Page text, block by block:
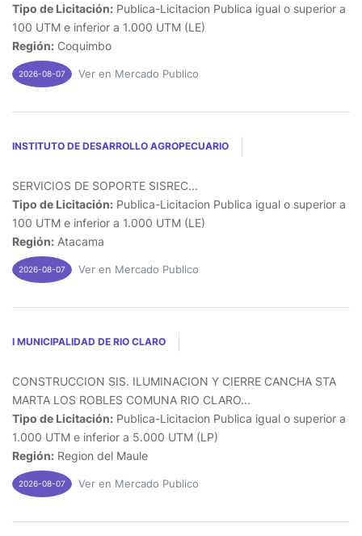
Tipo de Licitación: Publica-Licitacion Publica igual o superior a
100 UTM e inferior a 1.000 UTM (LE)
Región: Coquimbo
2026-08-07 Ver en Mercado Publico
INSTITUTO DE DESARROLLO AGROPECUARIO
SERVICIOS DE SOPORTE SISREC...
Tipo de Licitación: Publica-Licitacion Publica igual o superior a
100 UTM e inferior a 1.000 UTM (LE)
Región: Atacama
2026-08-07 Ver en Mercado Publico
I MUNICIPALIDAD DE RIO CLARO
CONSTRUCCION SIS. ILUMINACION Y CIERRE CANCHA STA
MARTA LOS ROBLES COMUNA RIO CLARO...
Tipo de Licitación: Publica-Licitacion Publica igual o superior a
1.000 UTM e inferior a 5.000 UTM (LP)
Región: Region del Maule
2026-08-07 Ver en Mercado Publico